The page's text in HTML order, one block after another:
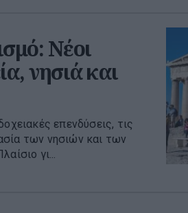
Νέοι
νησιά και
επενδύσεις, τις
των νησιών και των
γι...